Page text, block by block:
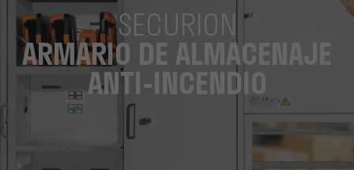
SECURION
ARMARIO DE ALMACENAJE
ANTI-INCENDIO